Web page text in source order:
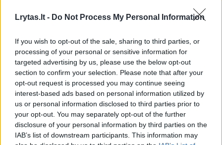
Lrytas.lt - Do Not Process My Personal Information
If you wish to opt-out of the sale, sharing to third parties, or
processing of your personal or sensitive information for
targeted advertising by us, please use the below opt-out
section to confirm your selection. Please note that after your
opt-out request is processed you may continue seeing
interest-based ads based on personal information utilized by
us or personal information disclosed to third parties prior to
your opt-out. You may separately opt-out of the further
disclosure of your personal information by third parties on the
IAB’s list of downstream participants. This information may
Rimantą Rimkevičių prašoma pripažinti kaltu
senaties terminui.
Metus prie Venckų namų gyvenusį Vitalijų
Keršį prašoma nuo bausmės atleisti, nes jis
ne tik atsiprašė nukentėjusiųjų, bet ir padėjo
atskleisti kitų grupuotės narių nusikaltimus.